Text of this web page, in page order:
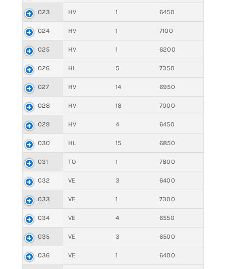
023 HV 1 6450
024 HV 1 7100
025 HV 1 6200
026 HL 5 7350
027 HV 14 6950
028 HV 18 7000
029 HV 4 6450
030 HL 15 6850
031 TO 1 7800
032 VE 3 6400
033 VE 1 7300
034 VE 4 6550
035 VE 3 6500
036 VE 1 6400